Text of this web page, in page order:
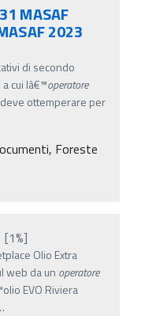
MASAF
2023
di secondo
cui lâ€™operatore
ottemperare per
Foreste
[1%]
Olio Extra
web da un operatore
EVO Riviera